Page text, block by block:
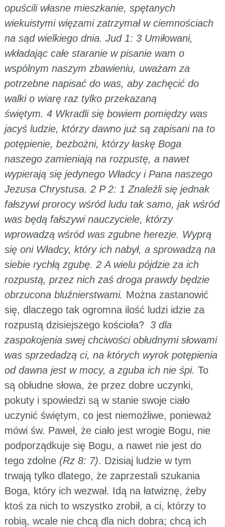
opuścili własne mieszkanie, spętanych
wiekuistymi więzami zatrzymał w ciemnościach
na sąd wielkiego dnia. Jud 1: 3 Umiłowani,
wkładając całe staranie w pisanie wam o
wspólnym naszym zbawieniu, uważam za
potrzebne napisać do was, aby zachęcić do
walki o wiarę raz tylko przekazaną
świętym. 4 Wkradli się bowiem pomiędzy was
jacyś ludzie, którzy dawno już są zapisani na to
potępienie, bezbożni, którzy łaskę Boga
naszego zamieniają na rozpustę, a nawet
wypierają się jedynego Władcy i Pana naszego
Jezusa Chrystusa. 2 P 2: 1 Znaleźli się jednak
fałszywi prorocy wśród ludu tak samo, jak wśród
was będą fałszywi nauczyciele, którzy
wprowadzą wśród was zgubne herezje. Wyprą
się oni Władcy, który ich nabył, a sprowadzą na
siebie rychłą zgubę. 2 A wielu pójdzie za ich
rozpustą, przez nich zaś droga prawdy będzie
obrzucona bluźnierstwami. Można zastanowić
się, dlaczego tak ogromna ilość ludzi idzie za
rozpustą dzisiejszego kościoła? 3 dla
zaspokojenia swej chciwości obłudnymi słowami
was sprzedadzą ci, na których wyrok potępienia
od dawna jest w mocy, a zguba ich nie śpi. To
są obłudne słowa, że przez dobre uczynki,
pokuty i spowiedzi są w stanie swoje ciało
uczynić świętym, co jest niemożliwe, ponieważ
mówi św. Paweł, że ciało jest wrogie Bogu, nie
podporządkuje się Bogu, a nawet nie jest do
tego zdolne (Rz 8: 7). Dzisiaj ludzie w tym
trwają tylko dlatego, że zaprzestali szukania
Boga, który ich wezwał. Idą na łatwiznę, żeby
ktoś za nich to wszystko zrobił, a ci, którzy to
robią, wcale nie chcą dla nich dobra; chcą ich